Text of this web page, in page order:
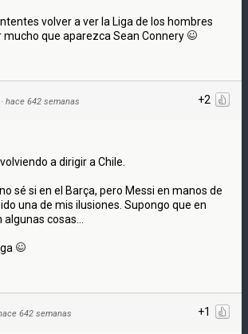
volver a ver la Liga de los hombres
que aparezca Sean Connery
+2
· hace 642 semanas
a dirigir a Chile.
sé si en el Barça, pero Messi en manos de
una de mis ilusiones. Supongo que en
cosas...
+1
642 semanas